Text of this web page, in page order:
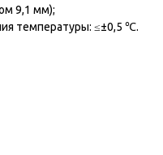
9,1 мм);
температуры: ≤±0,5 ℃.